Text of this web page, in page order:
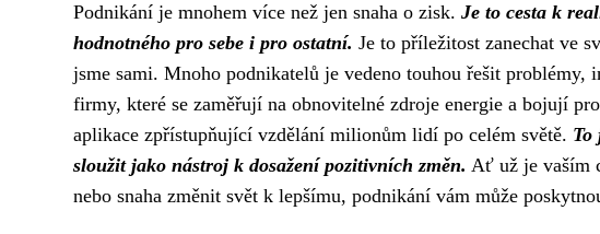
Podnikání je mnohem více než jen snaha o zisk. Je to cesta k
hodnotného pro sebe i pro ostatní. Je to příležitost zanechat ve
jsme sami. Mnoho podnikatelů je vedeno touhou řešit
firmy, které se zaměřují na obnovitelné zdroje energie a bojují
aplikace zpřístupňující vzdělání milionům lidí po celém světě. To
sloužit jako nástroj k dosažení pozitivních změn. Ať už je vaším
nebo snaha změnit svět k lepšímu, podnikání vám může